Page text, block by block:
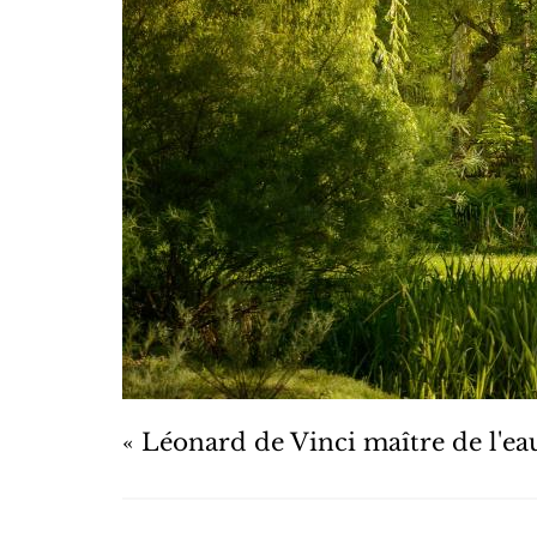
« Léonard de Vinci maître de